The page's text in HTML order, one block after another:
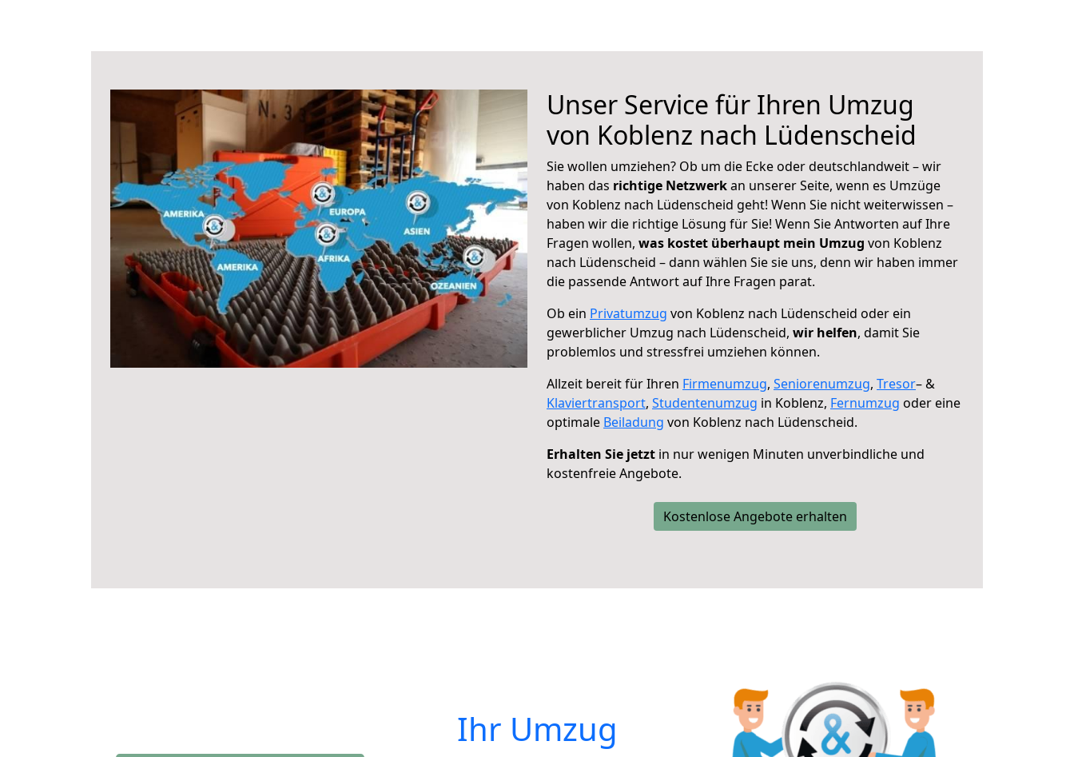
Unser Service für Ihren Umzug
von Koblenz nach Lüdenscheid
Sie wollen umziehen? Ob um die Ecke oder deutschlandweit – wir
haben das richtige Netzwerkan unserer Seite, wenn es Umzüge
von Koblenz nach Lüdenscheid geht! Wenn Sie nicht weiterwissen –
haben wir die richtige Lösung für Sie! Wenn Sie Antworten auf Ihre
Fragen wollen, was kostet überhaupt mein Umzug von Koblenz
nach Lüdenscheid – dann wählen Sie sie uns, denn wir haben immer
die passende Antwort auf Ihre Fragen parat.
Ob ein Privatumzug von Koblenz nach Lüdenscheid oder ein
gewerblicher Umzug nach Lüdenscheid, wir helfen, damit Sie
problemlos und stressfrei umziehen können.
Allzeit bereit für Ihren Firmenumzug, Seniorenumzug, Tresor– &
Klaviertransport, Studentenumzug in Koblenz, Fernumzug oder eine
optimale Beiladung von Koblenz nach Lüdenscheid.
Erhalten Sie jetzt in nur wenigen Minuten unverbindliche und
kostenfreie Angebote.
Kostenlose Angebote erhalten
Ihr Umzug